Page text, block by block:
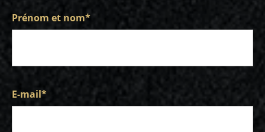
Prénom et nom*
E-mail*